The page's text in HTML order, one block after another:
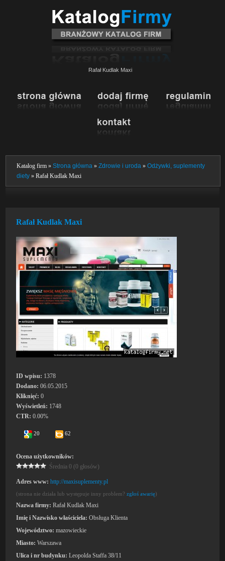
Rafał Kudlak Maxi
Katalog firm »Strona główna »Zdrowie i uroda »Odżywki, suplementy
diety » Rafał Kudlak Maxi
Rafał Kudlak Maxi
ID wpisu: 1378
Dodano: 06.05.2015
Kliknięć: 0
Wyświetleń: 1748
CTR: 0.00%
20 62
Ocena użytkowników:
Średnia 0 (0 głosów)
Adres www: http://maxisuplementy.pl
(strona nie działa lub występuje inny problem?zgłoś awarię)
Nazwa firmy: Rafał Kudlak Maxi
Imię i Nazwisko właściciela: Obsługa Klienta
Województwo: mazowieckie
Miasto: Warszawa
Ulica i nr budynku: Leopolda Staffa 38/11